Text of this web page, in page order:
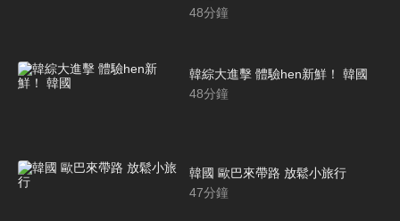
48分鐘
韓綜大進擊 體驗hen新鮮！ 韓國
48分鐘
韓國 歐巴來帶路 放鬆小旅行
47分鐘